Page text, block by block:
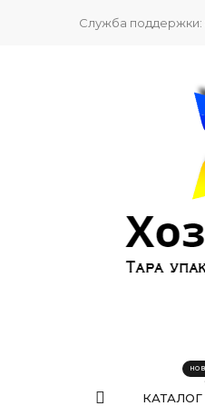
Служба поддержки:
КАТАЛОГ